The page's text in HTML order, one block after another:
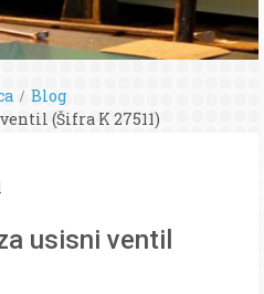
Blog
(Šifra K 27511)
usisni ventil